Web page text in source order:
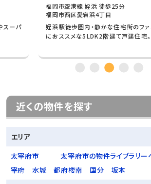
スーパ
福岡市空港線 姪浜 徒歩25分
福岡市西区愛宕浜4丁目
姪浜駅徒歩圏内・静かな住宅街のファ
におススメな5LDK2階建て戸建住宅。
近くの物件を探す
エリア
太宰府市
太宰府市の物件ライブラリー
宰府
水城 都府楼南 国分
坂本